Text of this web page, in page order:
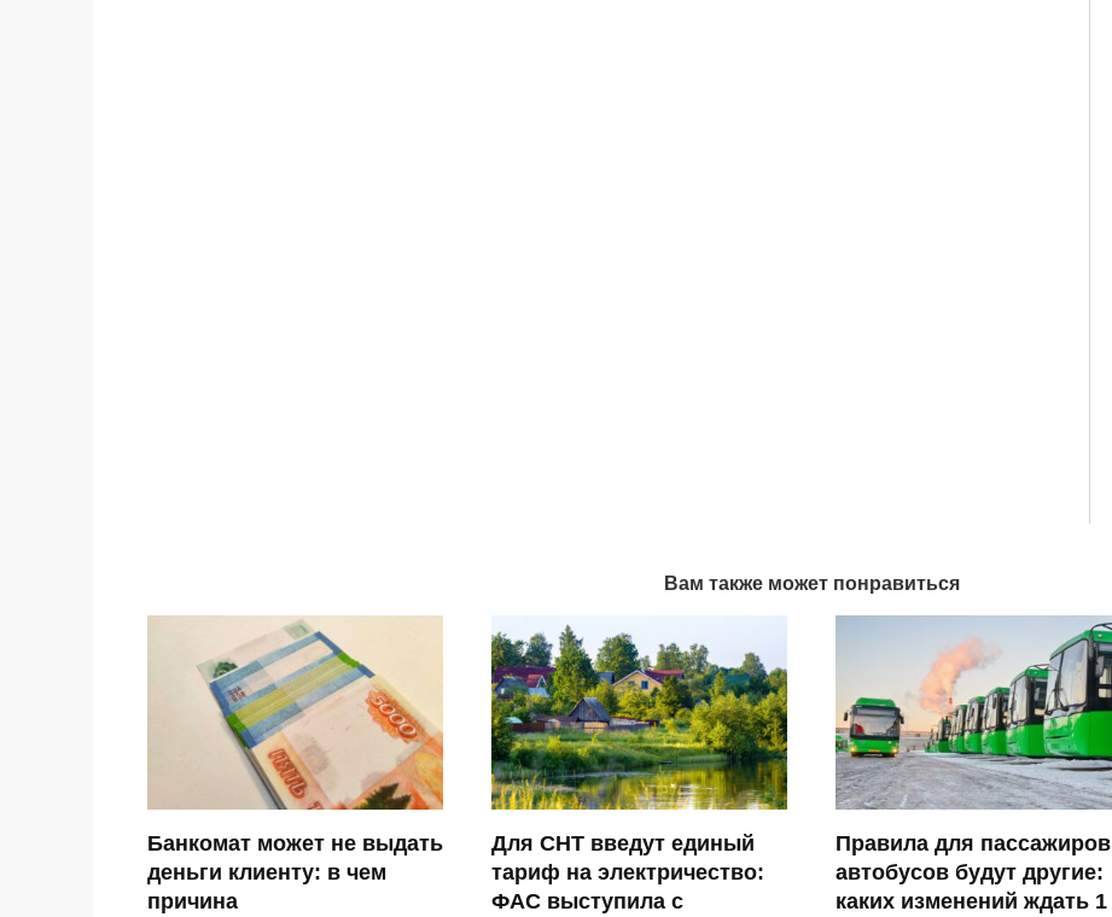
Вам также может понравиться
Банкомат может не выдать
деньги клиенту: в чем
причина
Для СНТ введут единый
тариф на электричество:
ФАС выступила с
Правила для пассажиров
автобусов будут другие:
каких изменений ждать 1